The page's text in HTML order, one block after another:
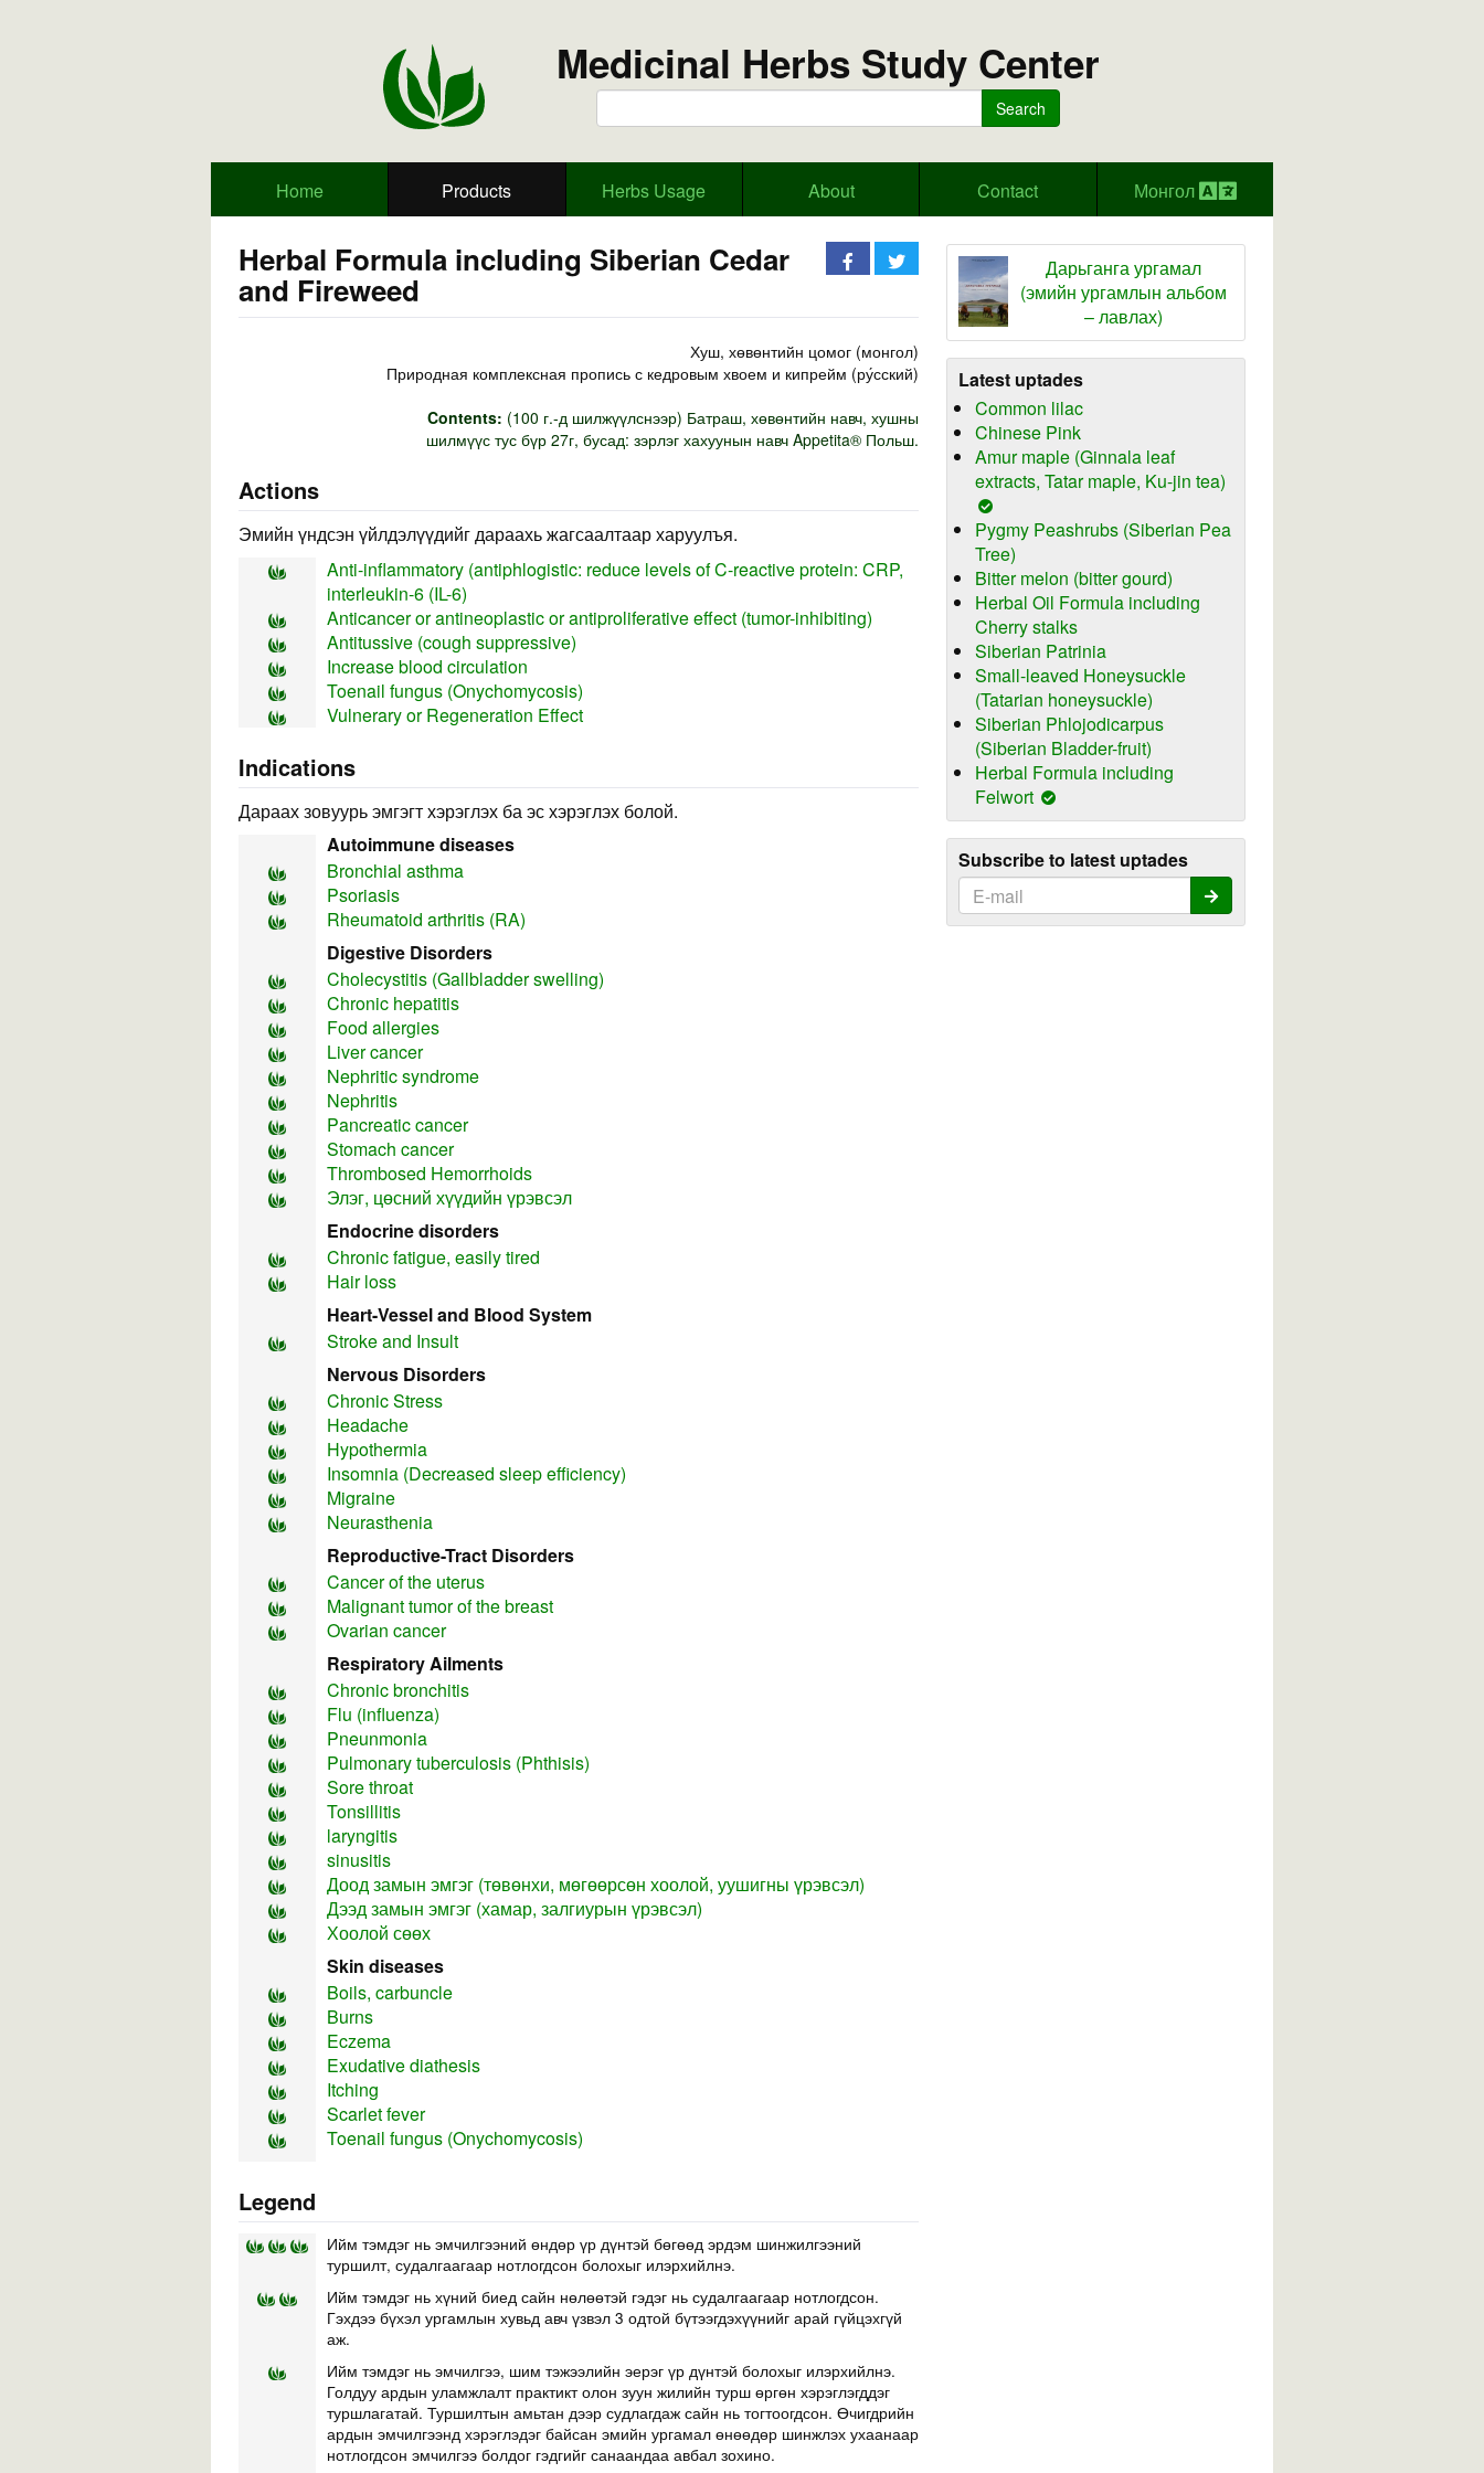
Medicinal Herbs Study Center
Search
Home Products Herbs Usage About Contact Монгол
Herbal Formula including Siberian Cedar
and Fireweed
Хуш, хөвөнтийн цомог (монгол)
Природная комплексная пропись с кедровым хвоем и кипрейм (ру́сский)
Contents: (100 г.-д шилжүүлснээр) Батраш, хөвөнтийн навч, хушны
шилмүүс тус бүр 27г, бусад: зэрлэг хахуунын навч Appetita® Польш.
Actions
Эмийн үндсэн үйлдэлүүдийг дараахь жагсаалтаар харуулъя.
Anti-inflammatory (antiphlogistic: reduce levels of C-reactive protein: CRP,
interleukin-6 (IL-6)
Anticancer or antineoplastic or antiproliferative effect (tumor-inhibiting)
Antitussive (cough suppressive)
Increase blood circulation
Toenail fungus (Onychomycosis)
Vulnerary or Regeneration Effect
Indications
Дараах зовуурь эмгэгт хэрэглэх ба эс хэрэглэх болой.
Autoimmune diseases
Bronchial asthma
Psoriasis
Rheumatoid arthritis (RA)
Digestive Disorders
Cholecystitis (Gallbladder swelling)
Chronic hepatitis
Food allergies
Liver cancer
Nephritic syndrome
Nephritis
Pancreatic cancer
Stomach cancer
Thrombosed Hemorrhoids
Элэг, цөсний хүүдийн үрэвсэл
Endocrine disorders
Chronic fatigue, easily tired
Hair loss
Heart-Vessel and Blood System
Stroke and Insult
Nervous Disorders
Chronic Stress
Headache
Hypothermia
Insomnia (Decreased sleep efficiency)
Migraine
Neurasthenia
Reproductive-Tract Disorders
Cancer of the uterus
Malignant tumor of the breast
Ovarian cancer
Respiratory Ailments
Chronic bronchitis
Flu (influenza)
Pneunmonia
Pulmonary tuberculosis (Phthisis)
Sore throat
Tonsillitis
laryngitis
sinusitis
Доод замын эмгэг (төвөнхи, мөгөөрсөн хоолой, уушигны үрэвсэл)
Дээд замын эмгэг (хамар, залгиурын үрэвсэл)
Хоолой сөөх
Skin diseases
Boils, carbuncle
Burns
Eczema
Exudative diathesis
Itching
Scarlet fever
Toenail fungus (Onychomycosis)
Legend
Ийм тэмдэг нь эмчилгээний өндөр үр дүнтэй бөгөөд эрдэм шинжилгээний
туршилт, судалгаагаар нотлогдсон болохыг илэрхийлнэ.
Ийм тэмдэг нь хүний биед сайн нөлөөтэй гэдэг нь судалгаагаар нотлогдсон.
Гэхдээ бүхэл ургамлын хувьд авч үзвэл 3 одтой бүтээгдэхүүнийг арай гүйцэхгүй
аж.
Ийм тэмдэг нь эмчилгээ, шим тэжээлийн эерэг үр дүнтэй болохыг илэрхийлнэ.
Голдуу ардын уламжлалт практикт олон зуун жилийн турш өргөн хэрэглэгддэг
туршлагатай. Туршилтын амьтан дээр судлагдаж сайн нь тогтоогдсон. Өчигдрийн
ардын эмчилгээнд хэрэглэдэг байсан эмийн ургамал өнөөдөр шинжлэх ухаанаар
нотлогдсон эмчилгээ болдог гэдгийг санаандаа авбал зохино.
Дарьганга ургамал
(эмийн ургамлын альбом
– лавлах)
Latest uptades
Common lilac
Chinese Pink
Amur maple (Ginnala leaf
extracts, Tatar maple, Ku-jin tea)
Pygmy Peashrubs (Siberian Pea
Tree)
Bitter melon (bitter gourd)
Herbal Oil Formula including
Cherry stalks
Siberian Patrinia
Small-leaved Honeysuckle
(Tatarian honeysuckle)
Siberian Phlojodicarpus
(Siberian Bladder-fruit)
Herbal Formula including
Felwort
Subscribe to latest uptades